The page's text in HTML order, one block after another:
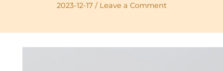
2023-12-17 / Leave a Comment